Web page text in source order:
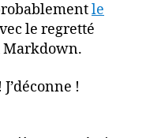
le
le regretté
Markdown.
!